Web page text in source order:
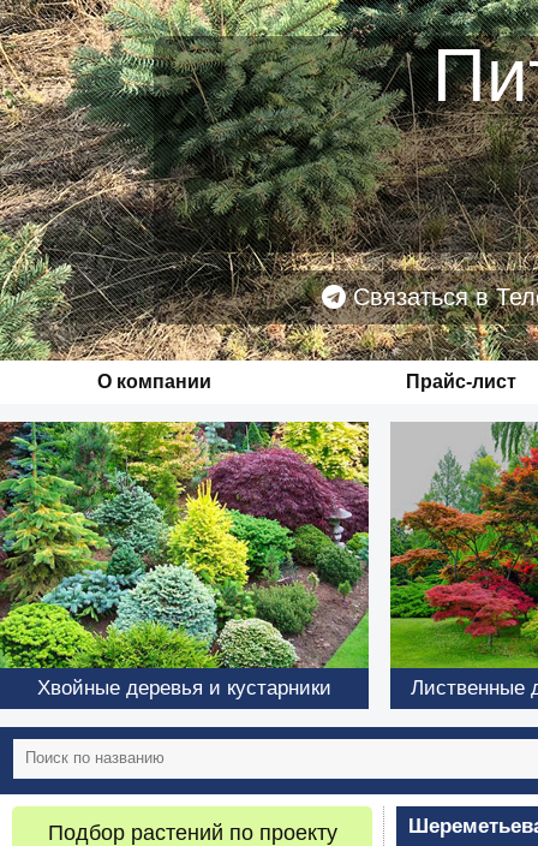
Связаться в
О компании Прайс-лист
Хвойные деревья и кустарники Лиственные
Подбор растений по проекту